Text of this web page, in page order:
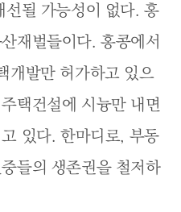
선될 가능성이 없다. 홍
재벌들이다. 홍콩에서
개발만 허가하고 있으
택건설에 시늉만 내면
있다. 한마디로, 부동
들의 생존권을 철저하